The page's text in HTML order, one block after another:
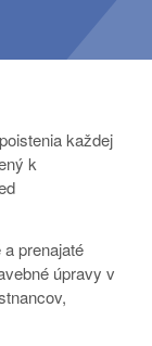
každej
k
prenajaté
úpravy v